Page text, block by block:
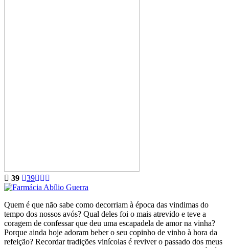
39 39
Quem é que não sabe como decorriam à época das vindimas do
tempo dos nossos avós? Qual deles foi o mais atrevido e teve a
coragem de confessar que deu uma escapadela de amor na vinha?
Porque ainda hoje adoram beber o seu copinho de vinho à hora da
refeição? Recordar tradições vinícolas é reviver o passado dos meus